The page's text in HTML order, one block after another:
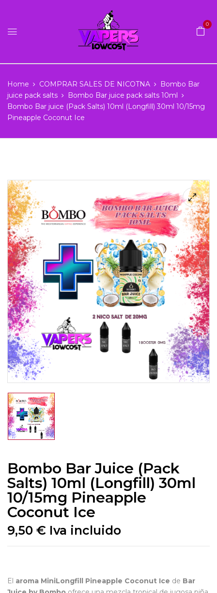
0
Home COMPRAR SALES DE NICOTNA
Bombo Bar
juice pack salts
Bombo Bar juice pack salts 10ml
Bombo Bar juice (Pack Salts) 10ml (Longfill) 30ml 10/15mg
Pineapple Coconut Ice
Bombo Bar Juice (Pack
Salts) 10ml (Longfill) 30ml
10/15mg Pineapple
Coconut Ice
9,50 € Iva incluido
El aroma MiniLongfill Pineapple Coconut Ice de Bar